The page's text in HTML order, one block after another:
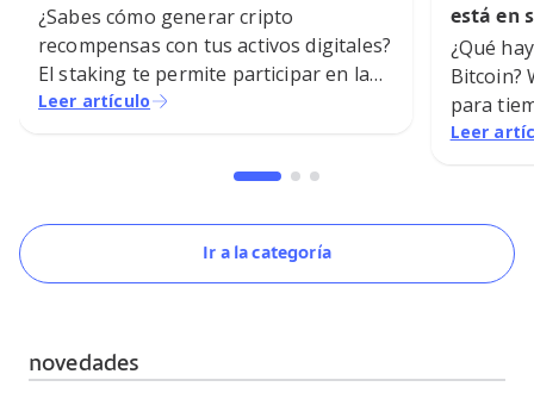
¿Sabes cómo generar cripto
recompensas con tus activos digitales?
El staking te permite participar en la
seguridad de la blockchain mientras
Leer artículo
está en
¿Qué
Bitcoin?
para
Leer
Ir a la categoría
novedades